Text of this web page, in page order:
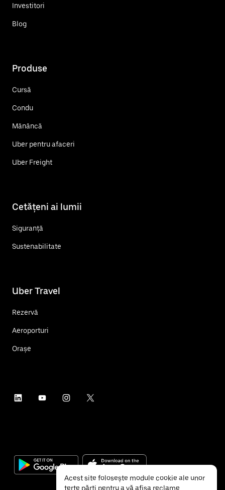
Investitori
Blog
Produse
Cursă
Condu
Mănâncă
Uber pentru afaceri
Uber Freight
Cetățeni ai lumii
Siguranță
Sustenabilitate
Uber Travel
Rezervă
Aeroporturi
Orașe
Acest site folosește module cookie ale unor
terțe părți pentru a vă afișa reclame